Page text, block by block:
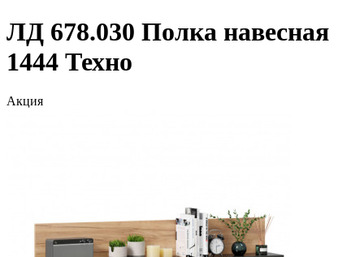
ЛД 678.030 Полка навесная
1444 Техно
Акция